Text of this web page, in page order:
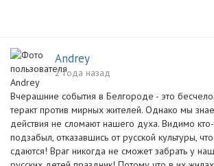
Andrey
2 года назад
Вчерашние события в Белгороде - это
теракт против мирных жителей. Однако мы
действия не сломают нашего духа. Видимо
подзабыл, отказавшись от русской культуры,
сдаются! Враг никогда не сможет забрать у